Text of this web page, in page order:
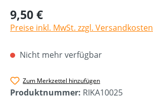
9,50 €
Preise inkl. MwSt. zzgl. Versandkosten
Nicht mehr verfügbar
Zum Merkzettel hinzufügen
Produktnummer: RIKA10025